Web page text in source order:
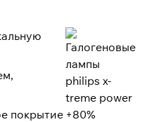
покрытие